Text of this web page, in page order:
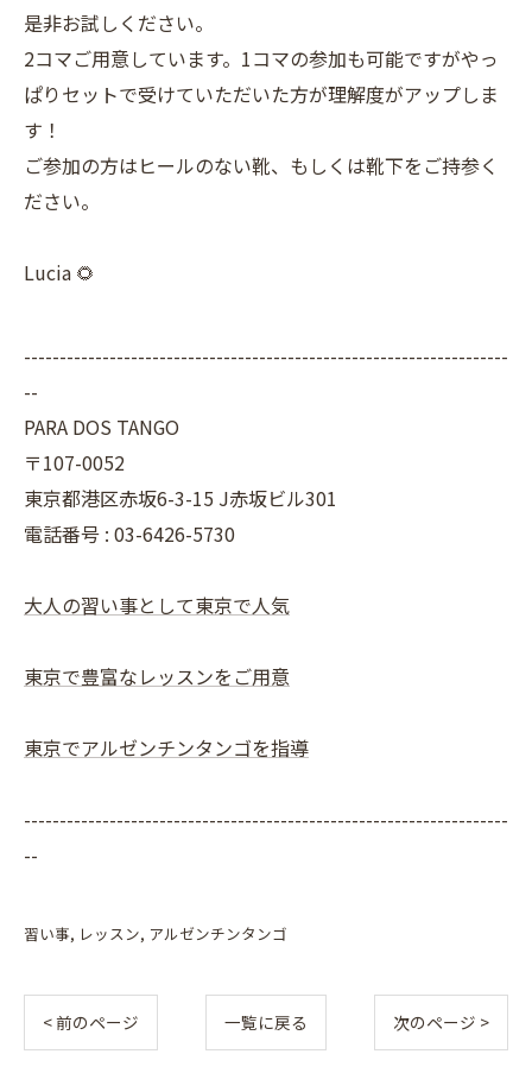
是非お試しください。
2コマご用意しています。1コマの参加も可能ですがやっ
ぱりセットで受けていただいた方が理解度がアップしま
す！
ご参加の方はヒールのない靴、もしくは靴下をご持参く
ださい。
Lucia 🌻
--------------------------------------------------------------------
--
PARA DOS TANGO
〒107-0052
東京都港区赤坂6-3-15 J赤坂ビル301
電話番号 : 03-6426-5730
大人の習い事として東京で人気
東京で豊富なレッスンをご用意
東京でアルゼンチンタンゴを指導
--------------------------------------------------------------------
--
習い事 レッスン アルゼンチンタンゴ
< 前のページ 一覧に戻る 次のページ >